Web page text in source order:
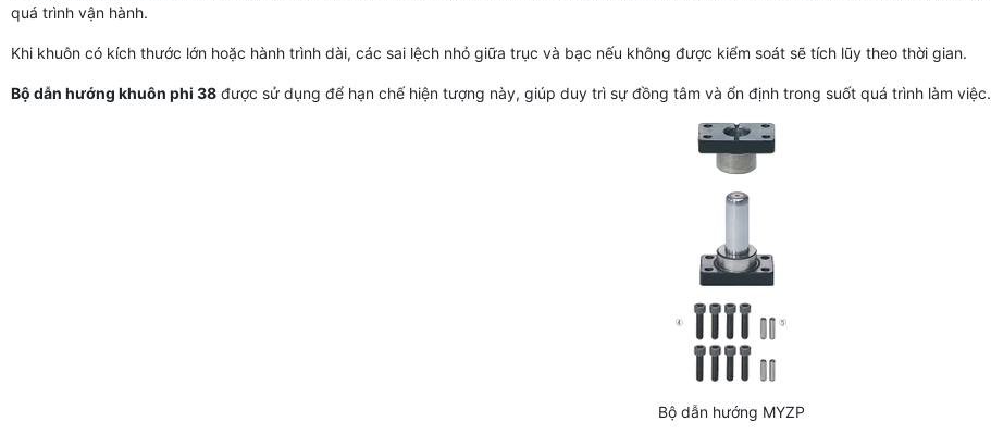
quá trình vận hành.
Khi khuôn có kích thước lớn hoặc hành trình dài, các sai lệch nhỏ giữa trục và bạc nếu không được kiểm soát sẽ tích lũy theo thời gian.
Bộ dẫn hướng khuôn phi 38 được sử dụng để hạn chế hiện tượng này, giúp duy trì sự đồng tâm và ổn định trong suốt quá trình làm việc.
Bộ dẫn hướng MYZP